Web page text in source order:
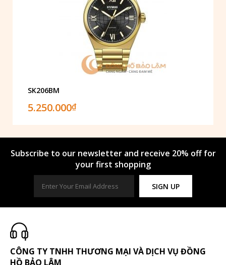
SK206BM
5.250.000₫
Subscribe to our newsletter and receive 20% off for
your first shopping
SIGN UP
CÔNG TY TNHH THƯƠNG MẠI VÀ DỊCH VỤ ĐỒNG
HỒ BẢO LÂM